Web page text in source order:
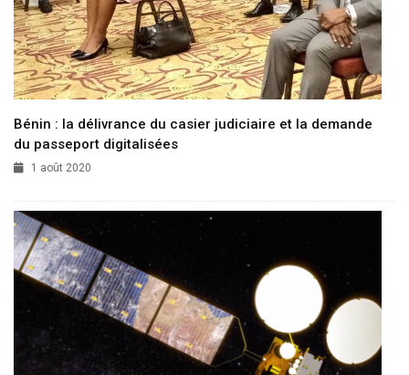
Bénin : la délivrance du casier judiciaire et la demande
du passeport digitalisées
1 août 2020